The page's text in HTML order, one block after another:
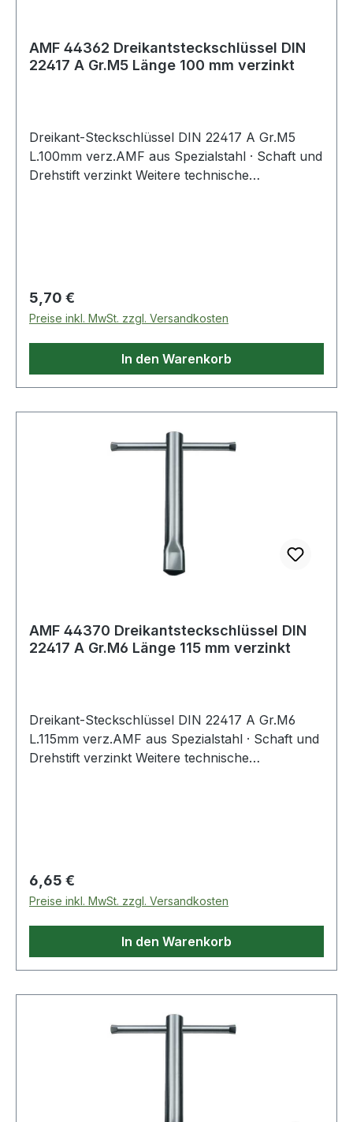
AMF 44362 Dreikantsteckschlüssel DIN
22417 A Gr.M5 Länge 100 mm verzinkt
Dreikant-Steckschlüssel DIN 22417 A Gr.M5
L.100mm verz.AMF aus Spezialstahl · Schaft und
Drehstift verzinkt Weitere technische
Regulärer Preis:
5,70 €
Preise inkl. MwSt. zzgl. Versandkosten
In den Warenkorb
AMF 44370 Dreikantsteckschlüssel DIN
22417 A Gr.M6 Länge 115 mm verzinkt
Dreikant-Steckschlüssel DIN 22417 A Gr.M6
L.115mm verz.AMF aus Spezialstahl · Schaft und
Drehstift verzinkt Weitere technische
Regulärer Preis:
6,65 €
Preise inkl. MwSt. zzgl. Versandkosten
In den Warenkorb